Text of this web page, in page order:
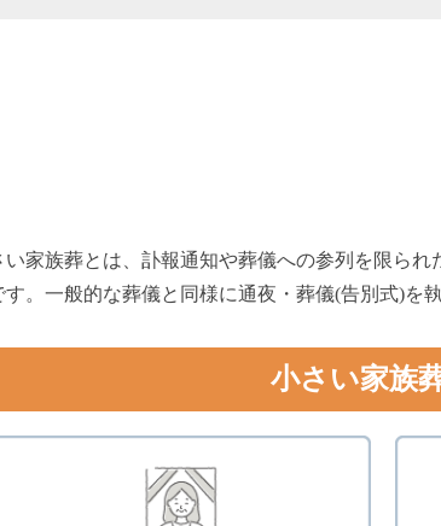
い家族葬とは、訃報通知や葬儀への参列を限ら
す。一般的な葬儀と同様に通夜・葬儀(告別式)を
小さい家族